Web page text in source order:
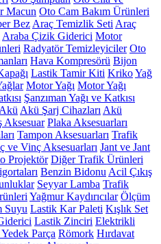
Macun Oto Cam Bakım Ürünleri
Bez Araç Temizlik Seti Araç
Araba Çizik Giderici Motor
Radyatör Temizleyiciler Oto
Hava Kompresörü Bijon
Lastik Tamir Kiti KrikoYağ
Motor Yağı Motor Yağı
Şanzıman Yağı ve Katkısı
Akü Akü Şarj Cihazları Akü
Aksesuar Plaka Aksesuarları
Tampon Aksesuarları Trafik
ve Vinç Aksesuarları Jant ve Jant
Projektör Diğer Trafik Ürünleri
Benzin Bidonu Acil Çıkış
Seyyar Lamba Trafik
Yağmur Kaydırıcılar Ölçüm
Suyu Lastik Kar Paleti Kışlık Set
Lastik Zinciri Elektrikli
Parça Römork Hırdavat